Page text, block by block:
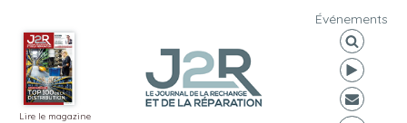
Lire le magazine
Événements